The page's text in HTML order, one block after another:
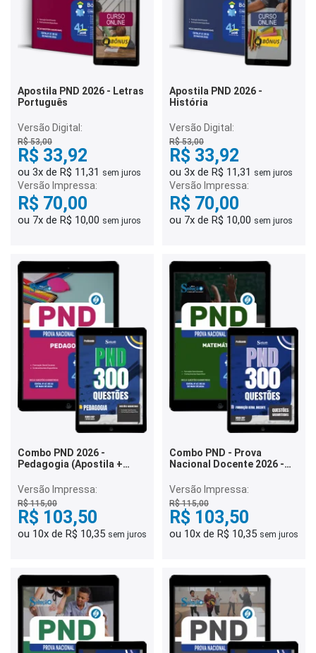
Apostila PND 2026 - Letras
Português
Versão Digital:
R$ 53,00
R$ 33,92
ou 3x de R$ 11,31 sem juros
Versão Impressa:
R$ 70,00
ou 7x de R$ 10,00 sem juros
Apostila PND 2026 -
História
Versão Digital:
R$ 53,00
R$ 33,92
ou 3x de R$ 11,31 sem juros
Versão Impressa:
R$ 70,00
ou 7x de R$ 10,00 sem juros
Combo PND 2026 -
Pedagogia (Apostila +
Versão Impressa:
R$ 115,00
R$ 103,50
ou 10x de R$ 10,35 sem juros
Combo PND - Prova
Nacional Docente 2026 -
Versão Impressa:
R$ 115,00
R$ 103,50
ou 10x de R$ 10,35 sem juros